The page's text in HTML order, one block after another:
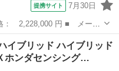
提携サイト 7月30日
グレード名： ｅ：ＨＥ
ラ 運転支援 前後ドラレ
イブリッド ハイブリッド
ホンダセンシング…